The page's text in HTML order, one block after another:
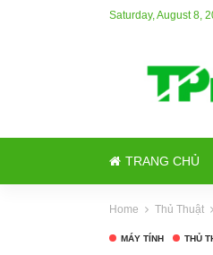
Saturday, August 8,
TRANG CHỦ
Home Thủ Thuật
MÁY TÍNH THỦ